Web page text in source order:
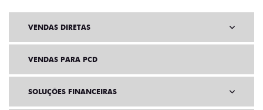
VENDAS DIRETAS
VENDAS PARA PCD
SOLUÇÕES FINANCEIRAS